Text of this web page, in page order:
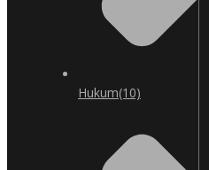
Hukum(10)